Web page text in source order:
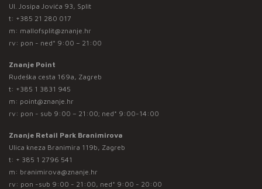
Ul. Josipa Jovića 93, Split
t: +385 21 280 017
m: mallofsplit@znanje.hr
rv: pon - ned* 9:00 – 21:00
Znanje Point
Rudeška cesta 169a, Zagreb
t: +385 1 3831 945
m: point@znanje.hr
rv: pon - sub 9:00 – 21:00; ned* 9:00-14:00
Znanje Retail Park Branimirova
Ulica kneza Branimira 119b, Zagreb
t: + 385 1 2796 541
m: branimirova@znanje.hr
rv: pon -sub 9:00 - 21:00, ned* 9:00 - 20:00